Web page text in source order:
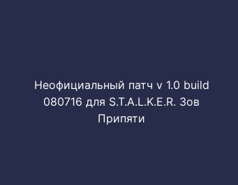
Неофициальный патч v 1.0 build
080716 для S.T.A.L.K.E.R. Зов
Припяти